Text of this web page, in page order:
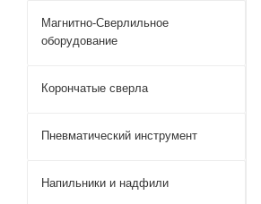
Магнитно-Сверлильное
оборудование
Корончатые сверла
Пневматический инструмент
Напильники и надфили